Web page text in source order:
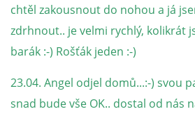
© 2026 eStránky.cz | | WebSlice |Tisk
Nahoru ↑
chtěl zakousnout do nohou a já
zdrhnout.. je velmi rychlý, kolikrát
barák :-) Rošťák jeden :-)
23.04. Angel odjel domů...:-) svou
snad bude vše OK.. dostal od nás